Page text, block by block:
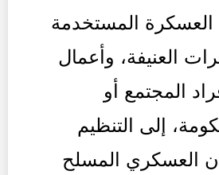
العسكرة المستخدمة
العنيفة، وأعمال
المجتمع أو
إلى التنظيم
العسكري المسلح